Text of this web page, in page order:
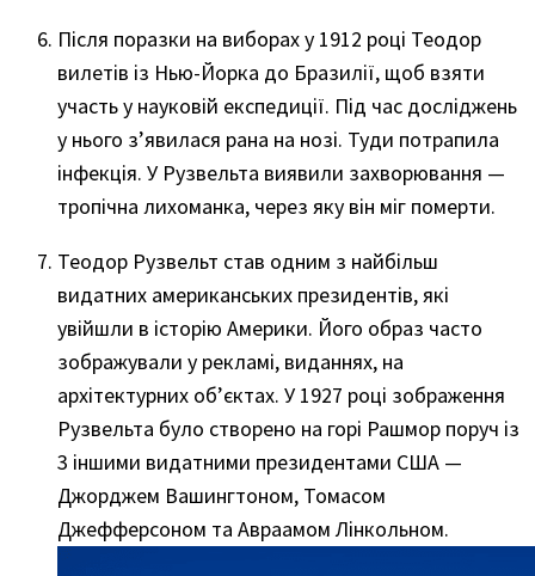
Після поразки на виборах у 1912 році Теодор
вилетів із Нью-Йорка до Бразилії, щоб взяти
участь у науковій експедиції. Під час досліджень
у нього з’явилася рана на нозі. Туди потрапила
інфекція. У Рузвельта виявили захворювання —
тропічна лихоманка, через яку він міг померти.
Теодор Рузвельт став одним з найбільш
видатних американських президентів, які
увійшли в історію Америки. Його образ часто
зображували у рекламі, виданнях, на
архітектурних об’єктах. У 1927 році зображення
Рузвельта було створено на горі Рашмор поруч із
3 іншими видатними президентами США —
Джорджем Вашингтоном, Томасом
Джефферсоном та Авраамом Лінкольном.